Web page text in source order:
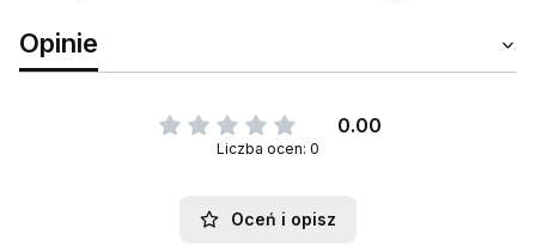
Opinie
0.00
Liczba ocen: 0
Oceń i opisz